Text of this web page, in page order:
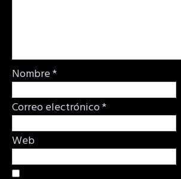
Nombre*
Correo electrónico*
Web